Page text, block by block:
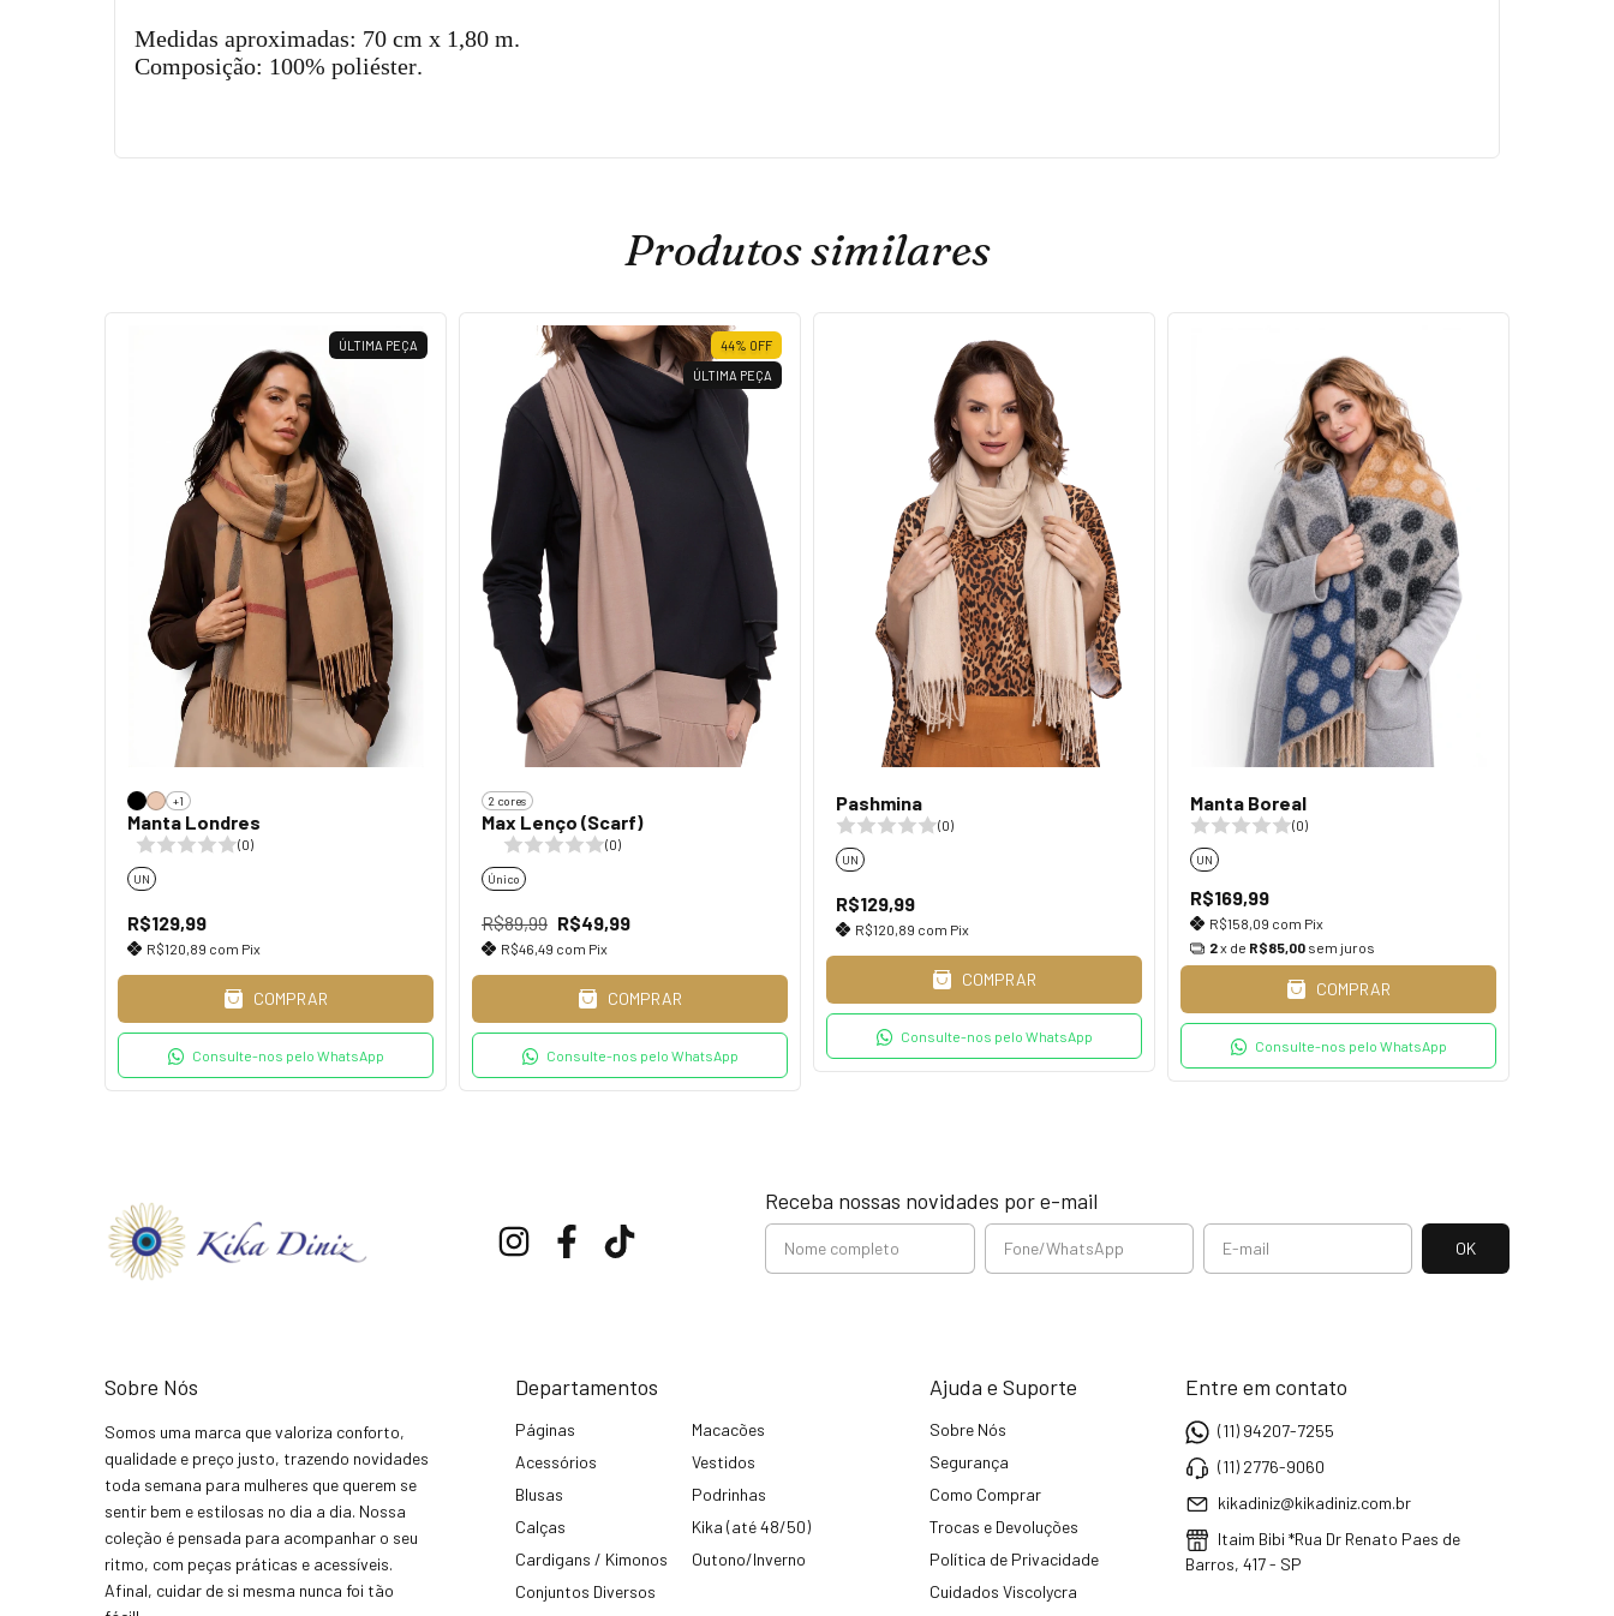
Medidas aproximadas: 70 cm x 1,80 m.
Composição: 100% poliéster.
Produtos similares
ÚLTIMA PEÇA
+1
Manta Londres
(0)
UN
R$129,99
R$120,89 com Pix
COMPRAR
Consulte-nos pelo WhatsApp
44% OFF
ÚLTIMA PEÇA
2 cores
Max Lenço (Scarf)
(0)
Único
R$89,99 R$49,99
R$46,49 com Pix
COMPRAR
Consulte-nos pelo WhatsApp
Pashmina
(0)
UN
R$129,99
R$120,89 com Pix
COMPRAR
Consulte-nos pelo WhatsApp
Manta Boreal
(0)
UN
R$169,99
R$158,09 com Pix
2x de R$85,00 sem juros
COMPRAR
Consulte-nos pelo WhatsApp
Receba nossas novidades por e-mail
Sobre Nós
Somos uma marca que valoriza conforto,
qualidade e preço justo, trazendo novidades
toda semana para mulheres que querem se
sentir bem e estilosas no dia a dia. Nossa
coleção é pensada para acompanhar o seu
ritmo, com peças práticas e acessíveis.
Afinal, cuidar de si mesma nunca foi tão
Departamentos
Páginas
Acessórios
Blusas
Calças
Cardigans / Kimonos
Conjuntos Diversos
Macacões
Vestidos
Podrinhas
Kika (até 48/50)
Outono/Inverno
Ajuda e Suporte
Sobre Nós
Segurança
Como Comprar
Trocas e Devoluções
Política de Privacidade
Cuidados Viscolycra
Entre em contato
(11) 94207-7255
(11) 2776-9060
kikadiniz@kikadiniz.com.br
Itaim Bibi *Rua Dr Renato Paes de
Barros, 417 - SP